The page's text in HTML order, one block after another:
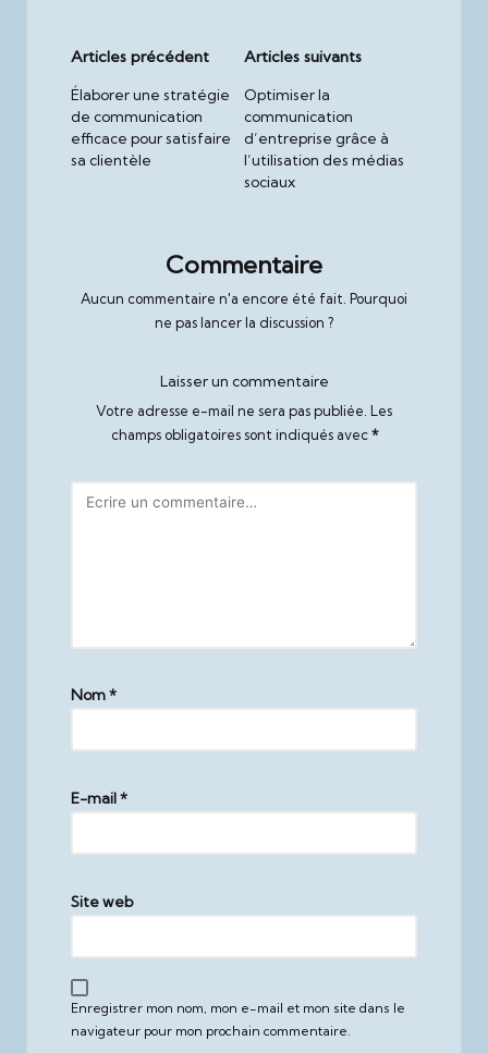
Post
Articles précédent
Élaborer une stratégie
de communication
efficace pour satisfaire
sa clientèle
Articles suivants
Optimiser la
communication
d’entreprise grâce à
l’utilisation des médias
sociaux
Commentaire
Aucun commentaire n'a encore été fait. Pourquoi
ne pas lancer la discussion ?
Laisser un commentaire
Votre adresse e-mail ne sera pas publiée. Les
champs obligatoires sont indiqués avec*
Nom*
E-mail*
Site web
Enregistrer mon nom, mon e-mail et mon site dans le
navigateur pour mon prochain commentaire.